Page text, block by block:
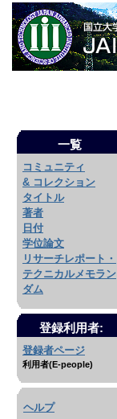
一覧
コミュニティ
& コレクション
タイトル
著者
日付
学位論文
リサーチレポート・
テクニカルメモラン
ダム
登録利用者:
登録者ページ
利用者(E-people)
ヘルプ